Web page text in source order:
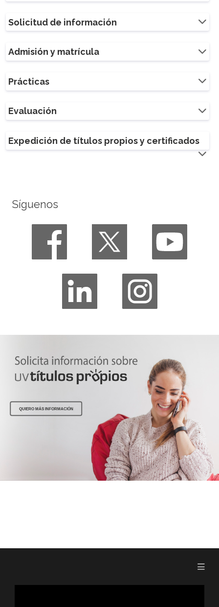
Solicitud de información
Admisión y matrícula
Prácticas
Evaluación
Expedición de títulos propios y certificados
Síguenos
QUIERO MÁS INFORMACIÓN